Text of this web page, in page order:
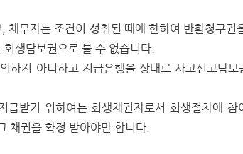
채무자는 조건이 성취된 때에 한하여 반환청구권
생담보권으로 볼 수 없습니다.
하지 아니하고 지급은행을 상대로 사고신고담
급받기 위하여는 회생채권자로서 회생절차에 참
채권을 확정 받아야만 합니다.